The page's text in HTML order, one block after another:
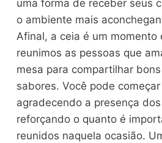
uma forma de receber seus
o ambiente mais
Afinal, a ceia é um momento
reunimos as pessoas que
mesa para compartilhar
sabores. Você pode
agradecendo a presença
reforçando o quanto é
reunidos naquela ocasião.